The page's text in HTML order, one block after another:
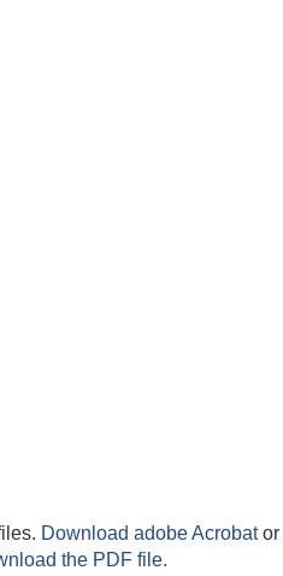
Download adobe Acrobator
the PDF file.